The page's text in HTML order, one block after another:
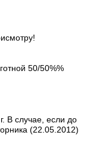
50/50%%
В случае, если до
(22.05.2012)